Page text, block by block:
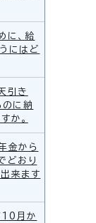
に、給
にはど
引き
のに納
か。
金から
どおり
来ます
10月か